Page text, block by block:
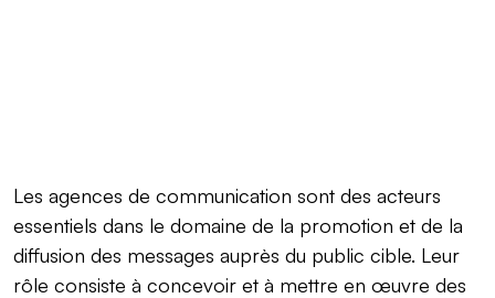
Les agences de communication sont des acteurs
essentiels dans le domaine de la promotion et de la
diffusion des messages auprès du public cible. Leur
rôle consiste à concevoir et à mettre en œuvre des